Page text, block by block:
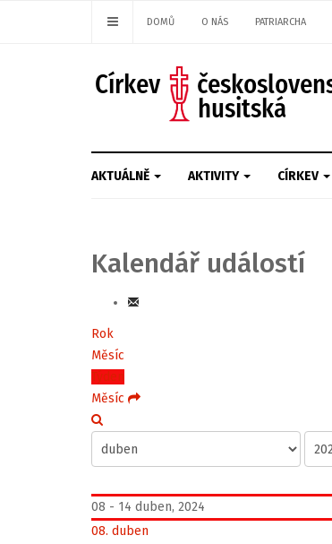
DOMŮ O NÁS PATRIARCHA
AKTUÁLNĚ AKTIVITY CÍRKEV
Kalendář událostí
Rok
Měsíc
Týden
Měsíc
08 - 14 duben, 2024
08. duben